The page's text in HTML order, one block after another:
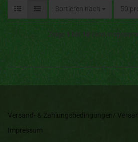
Sortieren nach 50
Versand- & Zahlungsbedingungen/
Impressum